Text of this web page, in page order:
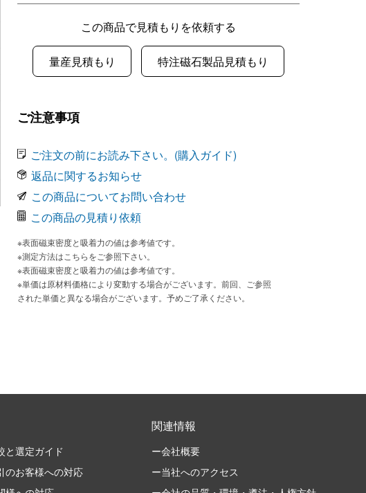
この商品で見積もりを依頼する
量産見積もり 特注磁石製品見積もり
ご注意事項
ご注文の前にお読み下さい。(購入ガイド)
返品に関するお知らせ
この商品についてお問い合わせ
この商品の見積り依頼
※表面磁束密度と吸着力の値は参考値です。
※測定方法はこちらをご参照下さい。
※表面磁束密度と吸着力の値は参考値です。
※単価は原材料価格により変動する場合がございます。前回、ご参照
された単価と異なる場合がございます。予めご了承ください。
と選定ガイド
のお客様への対応
関連情報
ー会社概要
ー当社へのアクセス